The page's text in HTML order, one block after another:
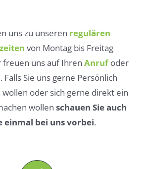
uns zu unseren regulären
von Montag bis Freitag
freuen uns auf Ihren Anrufoder
. Falls Sie uns gerne Persönlich
oder sich gerne direkt ein
wollen schauen Sie auch
einmal bei uns vorbei.